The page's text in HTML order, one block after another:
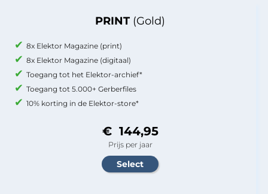
PRINT (Gold)
8x Elektor Magazine (print)
8x Elektor Magazine (digitaal)
Toegang tot het Elektor-archief*
Toegang tot 5.000+ Gerberfiles
10% korting in de Elektor-store*
€ 144,95
Prijs per jaar